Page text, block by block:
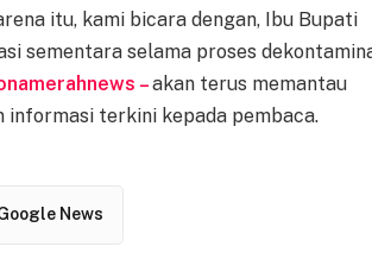
itu, kami bicara dengan, Ibu Bupati
sementara selama proses
–akan terus memantau
informasi terkini kepada pembaca.
News